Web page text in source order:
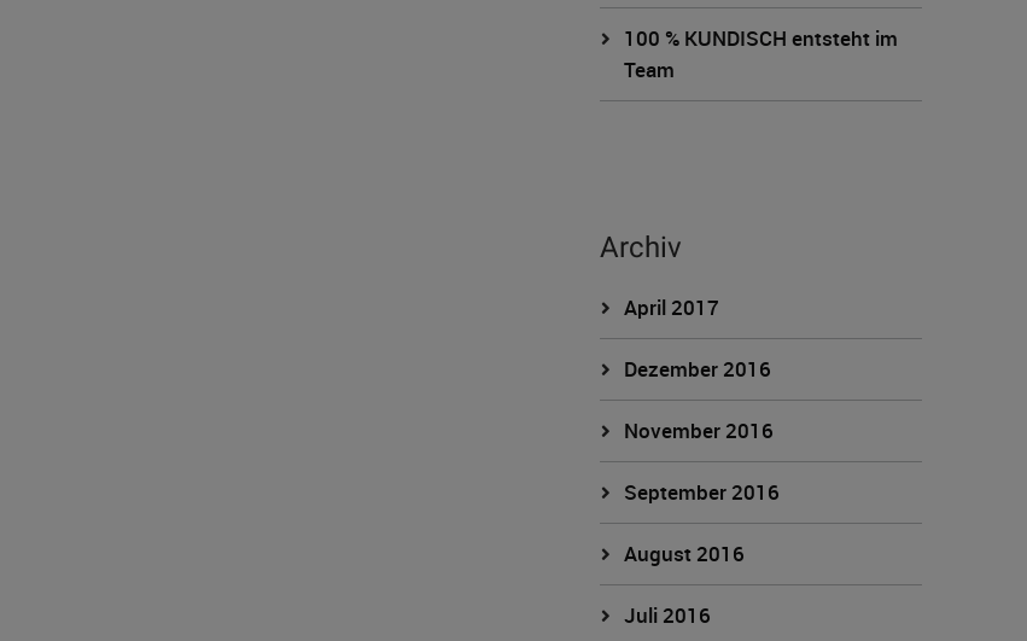
100 % KUNDISCH entsteht im
Team
Archiv
April 2017
Dezember 2016
November 2016
September 2016
August 2016
Juli 2016